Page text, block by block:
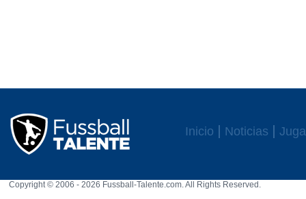
Inicio Noticias
Copyright © 2006 - 2026 Fussball-Talente.com. All Rights Reserved.